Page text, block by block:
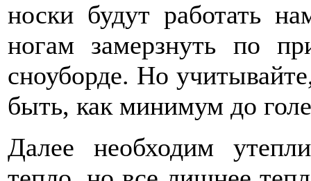
носки будут работать
ногам замерзнуть по
сноуборде. Но
быть, как минимум до
Далее необходим